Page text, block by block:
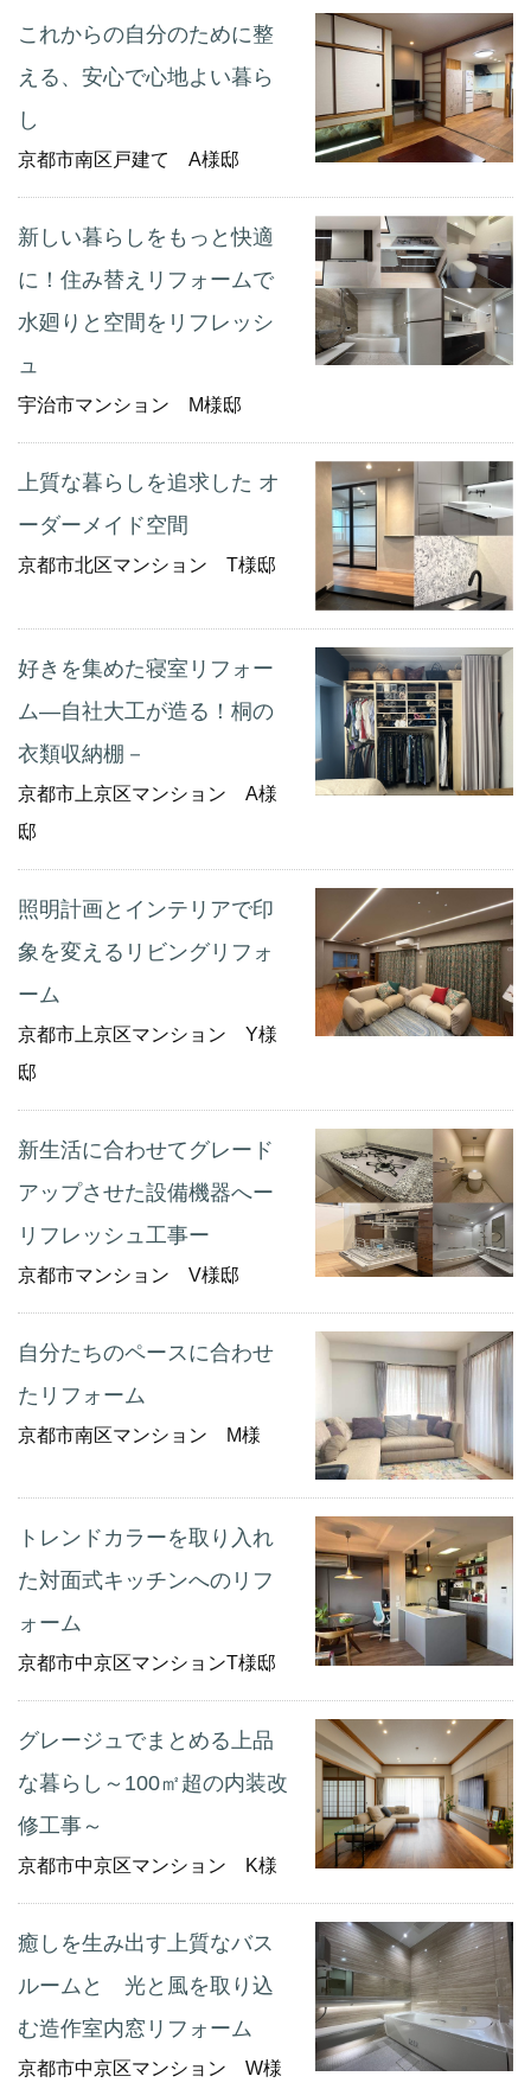
これからの自分のために整
える、安心で心地よい暮ら
し
京都市南区戸建て A様邸
新しい暮らしをもっと快適
に！住み替えリフォームで
水廻りと空間をリフレッシ
ュ
宇治市マンション M様邸
上質な暮らしを追求した オ
ーダーメイド空間
京都市北区マンション T様邸
好きを集めた寝室リフォー
ム―自社大工が造る！桐の
衣類収納棚－
京都市上京区マンション A様
邸
照明計画とインテリアで印
象を変えるリビングリフォ
ーム
京都市上京区マンション Y様
邸
新生活に合わせてグレード
アップさせた設備機器へー
リフレッシュ工事ー
京都市マンション V様邸
自分たちのペースに合わせ
たリフォーム
京都市南区マンション M様
トレンドカラーを取り入れ
た対面式キッチンへのリフ
ォーム
京都市中京区マンションT様邸
グレージュでまとめる上品
な暮らし～100㎡超の内装改
修工事～
京都市中京区マンション K様
癒しを生み出す上質なバス
ルームと 光と風を取り込
む造作室内窓リフォーム
京都市中京区マンション W様